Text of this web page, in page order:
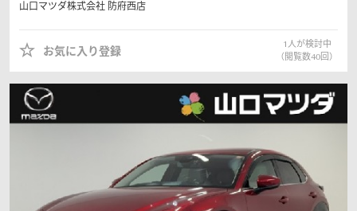
山口マツダ株式会社 防府西店
お気に入り登録
1 人が検討中
（閲覧数40回）